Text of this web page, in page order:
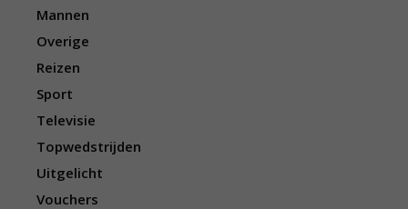
Mannen
Overige
Reizen
Sport
Televisie
Topwedstrijden
Uitgelicht
Vouchers